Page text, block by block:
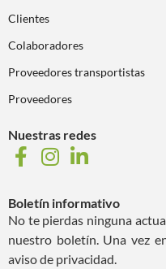
Clientes
Colaboradores
Proveedores transportistas
Proveedores
Nuestras redes
Boletín informativo
No te pierdas ninguna
nuestro boletín. Una vez
aviso de privacidad.